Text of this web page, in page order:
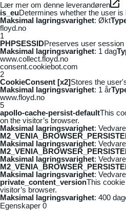
Lær mer om denne leverandøren
is_euDetermines whether the user
Maksimal lagringsvarighet: Økt
floyd.no
1
PHPSESSIDPreserves user
Maksimal lagringsvarighet: 1 dag
www.collect.floyd.no
consent.cookiebot.com
2
CookieConsent [x2]Stores the
Maksimal lagringsvarighet: 1 år
www.floyd.no
5
apollo-cache-persist-defaultThis
on the visitor’s browser.
Maksimal lagringsvarighet:
Maksimal lagringsvarighet:
Maksimal lagringsvarighet:
Maksimal lagringsvarighet:
private_content_versionThis
visitor’s browser.
Maksimal lagringsvarighet: 400
Egenskaper 0